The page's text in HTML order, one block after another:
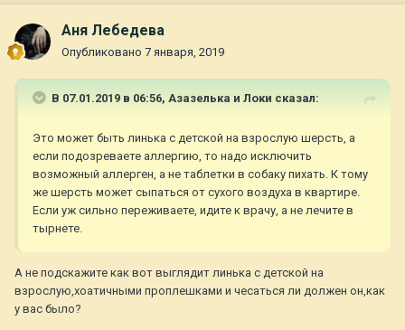
Аня Лебедева
Опубликовано 7 января, 2019
В 07.01.2019 в 06:56, Азазелька и Локи сказал:
Это может быть линька с детской на взрослую шерсть, а
если подозреваете аллергию, то надо исключить
возможный аллерген, а не таблетки в собаку пихать. К тому
же шерсть может сыпаться от сухого воздуха в квартире.
Если уж сильно переживаете, идите к врачу, а не лечите в
тырнете.
А не подскажите как вот выглядит линька с детской на
взрослую,хоатичными проплешками и чесаться ли должен он,как
у вас было?